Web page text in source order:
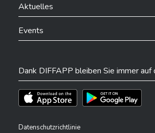
Aktuelles
Events
Dank DIFFAPP bleiben Sie immer auf
Téléchargez l'app sur l'App Store
Téléchargez l'app
Datenschutzrichtlinie